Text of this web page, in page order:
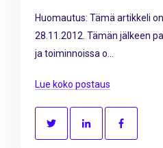
Huomautus: Tämä artikkeli
28.11.2012. Tämän jälkeen
ja toiminnoissa o...
Lue koko postaus